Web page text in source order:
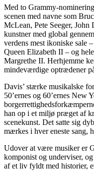
Med to Grammy-
scenen med navne som
McLean, Pete Seeger,
kunstner med global
verdens mest ikoniske sale
Queen Elizabeth II – og
Margrethe II. Herhjemme
mindeværdige optrædener
Davis’ stærke musikalske
50’ernes og 60’ernes New
han op i et miljø præget af
scenekunst. Det satte sig
mærkes i hver eneste sang,
Udover at være musiker er
komponist og underviser,
af et liv fyldt med historier,